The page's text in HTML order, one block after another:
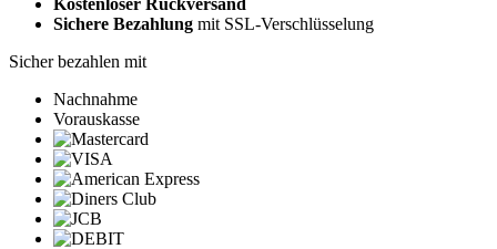
Sichere Bezahlung mit SSL-Verschlüsselung
Sicher bezahlen mit
Nachnahme
Vorauskasse